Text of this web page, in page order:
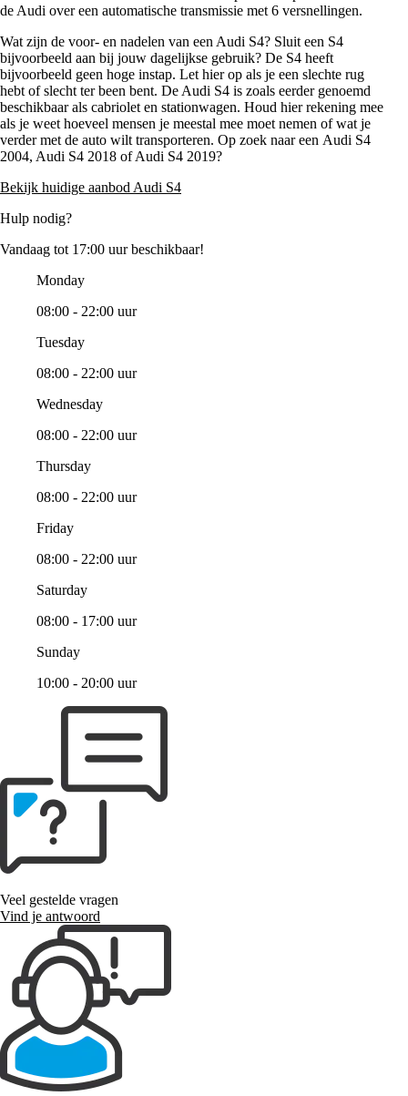
de Audi over een automatische transmissie met 6 versnellingen.
Wat zijn de voor- en nadelen van een Audi S4? Sluit een S4
bijvoorbeeld aan bij jouw dagelijkse gebruik? De S4 heeft
bijvoorbeeld geen hoge instap. Let hier op als je een slechte rug
hebt of slecht ter been bent. De Audi S4 is zoals eerder genoemd
beschikbaar als cabriolet en stationwagen. Houd hier rekening mee
als je weet hoeveel mensen je meestal mee moet nemen of wat je
verder met de auto wilt transporteren. Op zoek naar een Audi S4
2004, Audi S4 2018 of Audi S4 2019?
Bekijk huidige aanbod Audi S4
Hulp nodig?
Vandaag tot 17:00 uur beschikbaar!
Monday
08:00 - 22:00 uur
Tuesday
08:00 - 22:00 uur
Wednesday
08:00 - 22:00 uur
Thursday
08:00 - 22:00 uur
Friday
08:00 - 22:00 uur
Saturday
08:00 - 17:00 uur
Sunday
10:00 - 20:00 uur
Veel gestelde vragen
Vind je antwoord